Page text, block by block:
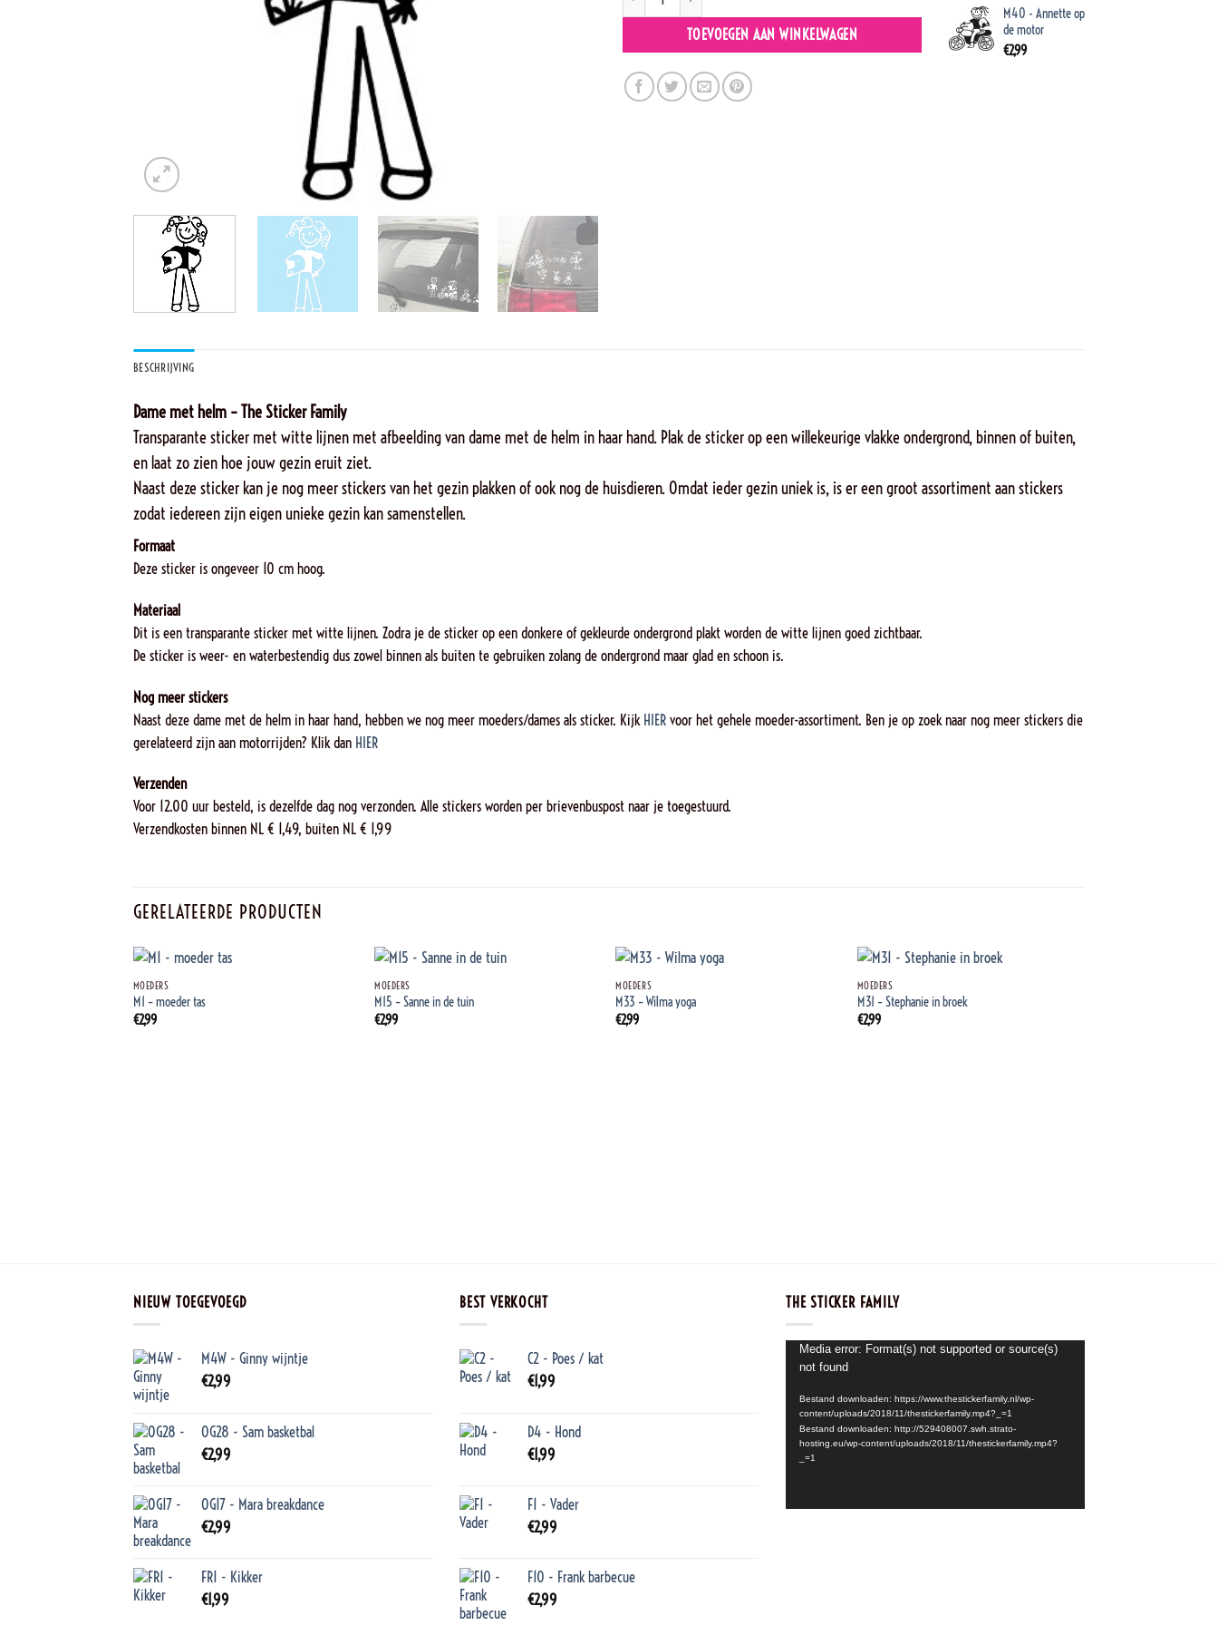
TOEVOEGEN AAN WINKELWAGEN
M40 - Annette op
de motor
€2,99
BESCHRIJVING
Dame met helm – The Sticker Family
Transparante sticker met witte lijnen met afbeelding van dame met de helm in haar hand. Plak de sticker op een willekeurige vlakke ondergrond, binnen of buiten,
en laat zo zien hoe jouw gezin eruit ziet.
Naast deze sticker kan je nog meer stickers van het gezin plakken of ook nog de huisdieren. Omdat ieder gezin uniek is, is er een groot assortiment aan stickers
zodat iedereen zijn eigen unieke gezin kan samenstellen.
Formaat
Deze sticker is ongeveer 10 cm hoog.
Materiaal
Dit is een transparante sticker met witte lijnen. Zodra je de sticker op een donkere of gekleurde ondergrond plakt worden de witte lijnen goed zichtbaar.
De sticker is weer- en waterbestendig dus zowel binnen als buiten te gebruiken zolang de ondergrond maar glad en schoon is.
Nog meer stickers
Naast deze dame met de helm in haar hand, hebben we nog meer moeders/dames als sticker. Kijk HIER voor het gehele moeder-assortiment. Ben je op zoek naar nog meer stickers die
gerelateerd zijn aan motorrijden? Klik dan HIER
Verzenden
Voor 12.00 uur besteld, is dezelfde dag nog verzonden. Alle stickers worden per brievenbuspost naar je toegestuurd.
Verzendkosten binnen NL € 1,49, buiten NL € 1,99
GERELATEERDE PRODUCTEN
+
MOEDERS
M1 – moeder tas
€2,99
+
MOEDERS
M15 – Sanne in de tuin
€2,99
+
MOEDERS
M33 – Wilma yoga
€2,99
+
MOEDERS
M31 – Stephanie in broek
€2,99
NIEUW TOEGEVOEGD
M4W - Ginny wijntje
€2,99
OG28 - Sam basketbal
€2,99
OG17 - Mara breakdance
€2,99
FR1 - Kikker
€1,99
BEST VERKOCHT
C2 - Poes / kat
€1,99
D4 - Hond
€1,99
F1 - Vader
€2,99
F10 - Frank barbecue
€2,99
THE STICKER FAMILY
Videospeler
Media error: Format(s) not supported or source(s)
not found
Bestand downloaden: https://www.thestickerfamily.nl/wp-
content/uploads/2018/11/thestickerfamily.mp4?_=1
Bestand downloaden: http://529408007.swh.strato-
hosting.eu/wp-content/uploads/2018/11/thestickerfamily.mp4?
_=1